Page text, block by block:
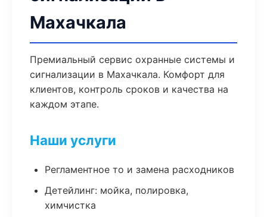
Махачкала
Премиальный сервис охранные системы и
сигнализации в Махачкала. Комфорт для
клиентов, контроль сроков и качества на
каждом этапе.
Наши услуги
Регламентное то и замена расходников
Детейлинг: мойка, полировка,
химчистка